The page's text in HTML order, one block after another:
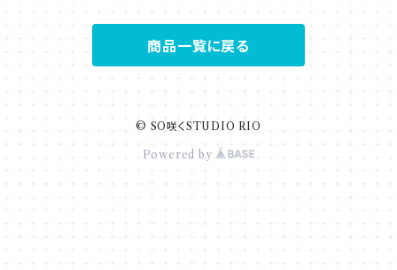
商品一覧に戻る
© SO咲くSTUDIO RIO
Powered by